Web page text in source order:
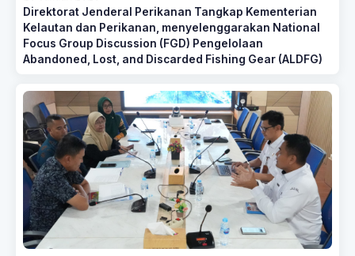
Direktorat Jenderal Perikanan Tangkap Kementerian
Kelautan dan Perikanan, menyelenggarakan National
Focus Group Discussion (FGD) Pengelolaan
Abandoned, Lost, and Discarded Fishing Gear (ALDFG)